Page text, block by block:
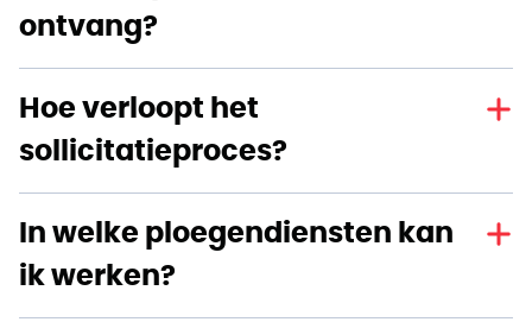
ontvang?
Hoe verloopt het
sollicitatieproces?
In welke ploegendiensten kan
ik werken?